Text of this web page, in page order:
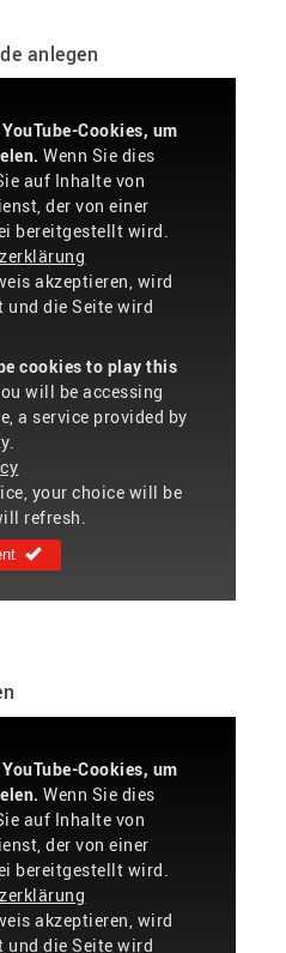
anlegen
Cookies, um
Wenn Sie dies
auf Inhalte von
der von einer
bereitgestellt wird.
akzeptieren, wird
und die Seite wird
cookies to play this
will be accessing
a service provided by
your choice will be
refresh.
Cookies, um
Wenn Sie dies
auf Inhalte von
der von einer
bereitgestellt wird.
akzeptieren, wird
und die Seite wird